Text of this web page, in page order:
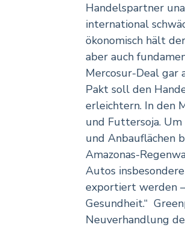
Handelspartner
international
ökonomisch hält
aber auch
Mercosur-Deal gar
Pakt soll den
erleichtern. In den
und Futtersoja.
und Anbauflächen
Amazonas-
Autos
exportiert werden
Gesundheit.“
Neuverhandlung